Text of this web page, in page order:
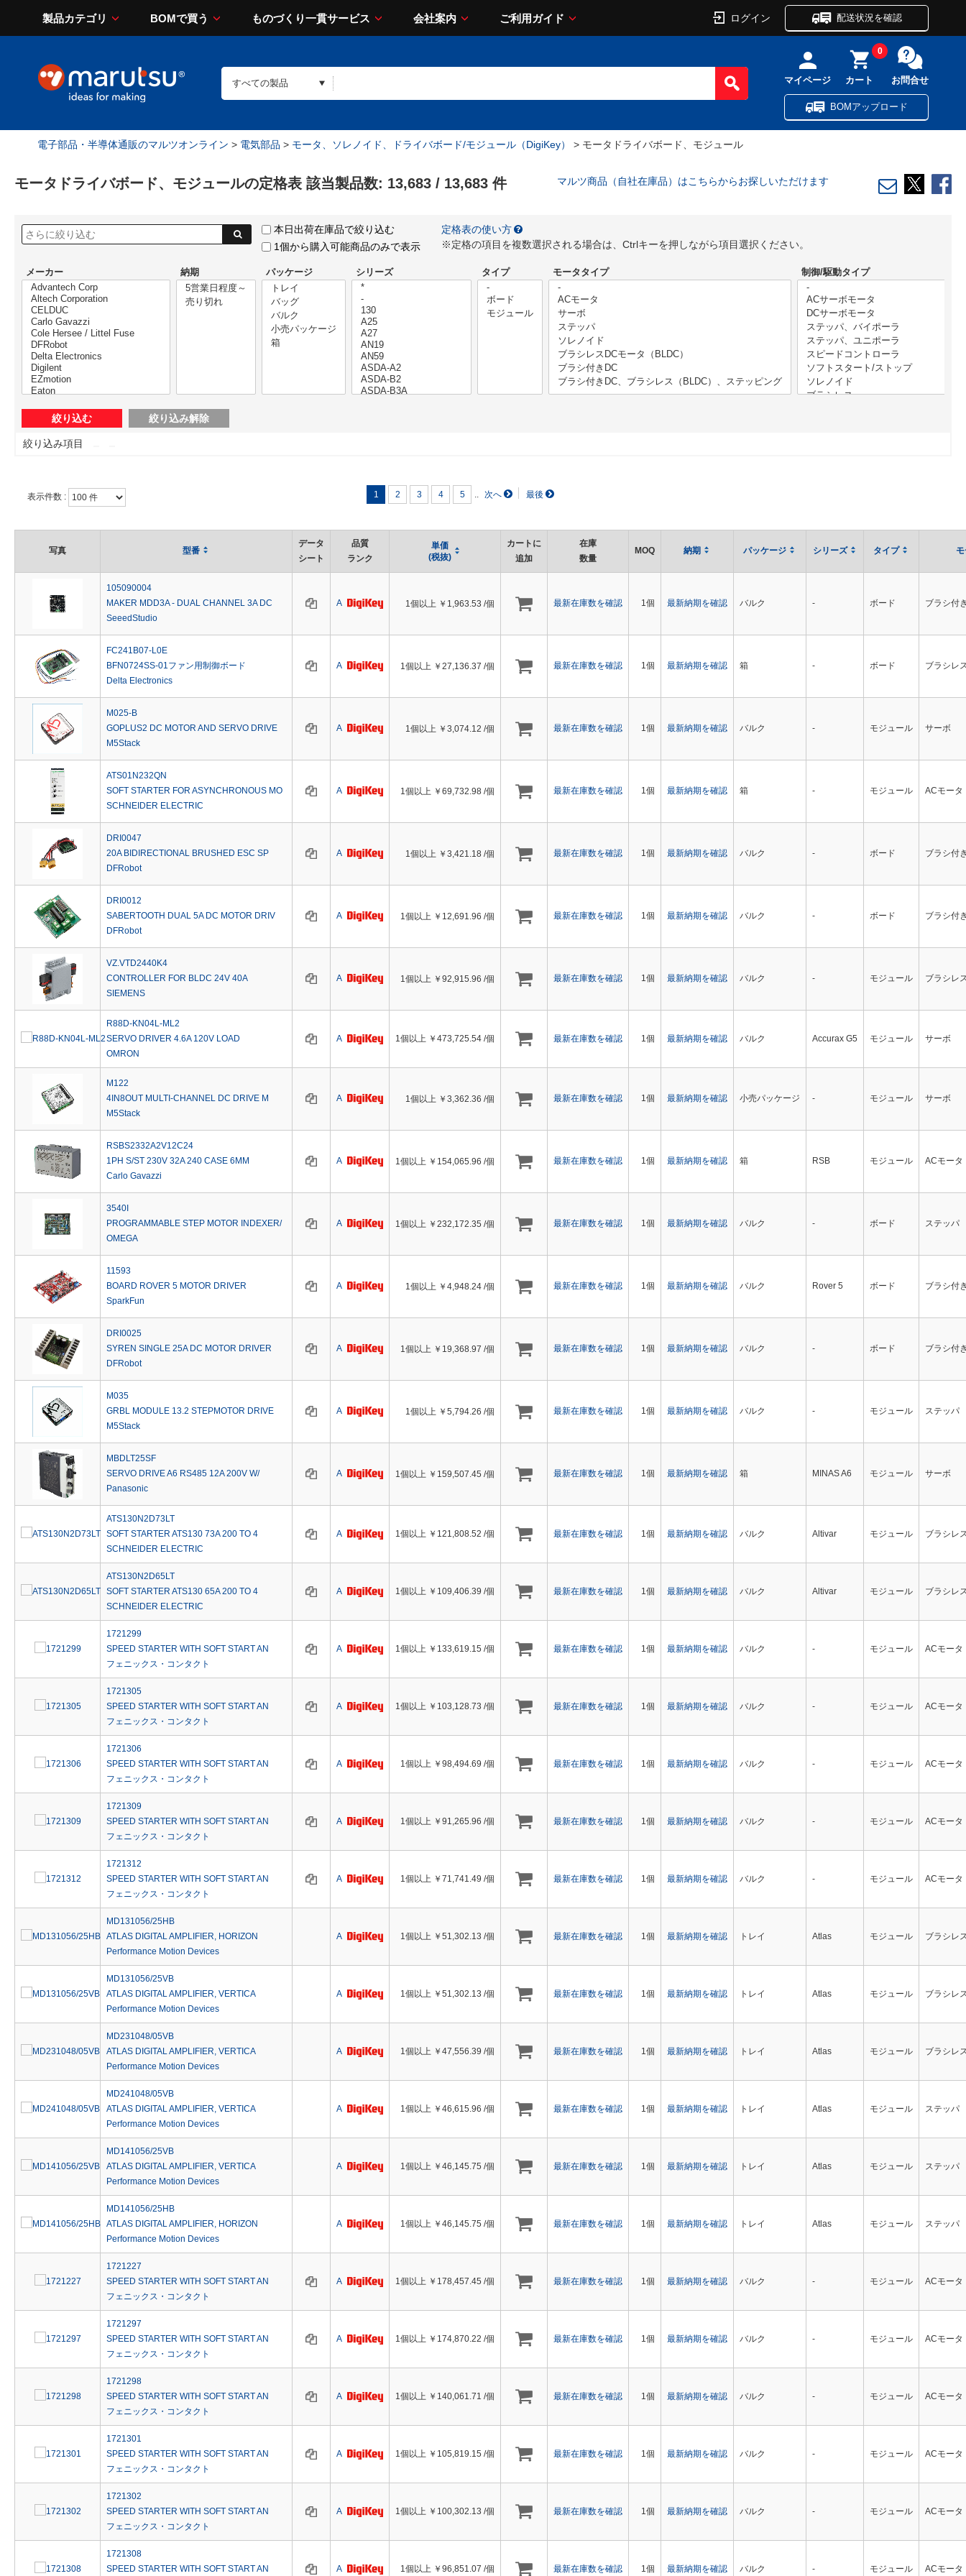
製品カテゴリ BOMで買う ものづくり一貫サービス 会社案内 ご利用ガイド ログイン 配送状況を確認
マイページ カート
0
お問合せ
BOMアップロード
電子部品・半導体通販のマルツオンライン > 電気部品 > モータ、ソレノイド、ドライバボード/モジュール（DigiKey） > モータドライバボード、モジュール
モータドライバボード、モジュールの定格表 該当製品数: 13,683 / 13,683 件 マルツ商品（自社在庫品）はこちらからお探しいただけます
本日出荷在庫品で絞り込む
1個から購入可能商品のみで表示
定格表の使い方
※定格の項目を複数選択される場合は、Ctrlキーを押しながら項目選択ください。
メーカー 納期 パッケージ シリーズ タイプ モータタイプ 制御/駆動タイプ
絞り込み項目
表示件数 : 1 2 3 4 5
写真 型番
データ
シート
品質
ランク
単価
(税抜)
カートに
追加
在庫
数量
MOQ 納期 パッケージ シリーズ タイプ
105090004
MAKER MDD3A - DUAL CHANNEL 3A DC
SeeedStudio
A 1個以上 ￥ 1,963.53 /個 最新在庫数を確認 1個 最新納期を確認 バルク - ボード ブラシ付
FC241B07-L0E
BFN0724SS-01ファン用制御ボード
Delta Electronics
A 1個以上 ￥ 27,136.37 /個 最新在庫数を確認 1個 最新納期を確認 箱 - ボード ブラシレ
M025-B
GOPLUS2 DC MOTOR AND SERVO DRIVE
M5Stack
A 1個以上 ￥ 3,074.12 /個 最新在庫数を確認 1個 最新納期を確認 バルク - モジュール サーボ
ATS01N232QN
SOFT STARTER FOR ASYNCHRONOUS MO
SCHNEIDER ELECTRIC
A 1個以上 ￥ 69,732.98 /個 最新在庫数を確認 1個 最新納期を確認 箱 - モジュール ACモータ
DRI0047
20A BIDIRECTIONAL BRUSHED ESC SP
DFRobot
A 1個以上 ￥ 3,421.18 /個 最新在庫数を確認 1個 最新納期を確認 バルク - ボード ブラシ付
DRI0012
SABERTOOTH DUAL 5A DC MOTOR DRIV
DFRobot
A 1個以上 ￥ 12,691.96 /個 最新在庫数を確認 1個 最新納期を確認 バルク - ボード ブラシ付
VZ.VTD2440K4
CONTROLLER FOR BLDC 24V 40A
SIEMENS
A 1個以上 ￥ 92,915.96 /個 最新在庫数を確認 1個 最新納期を確認 バルク - モジュール ブラシレ
R88D-KN04L-ML2
SERVO DRIVER 4.6A 120V LOAD
OMRON
A 1個以上 ￥ 473,725.54 /個 最新在庫数を確認 1個 最新納期を確認 バルク Accurax G5 モジュール サーボ
M122
4IN8OUT MULTI-CHANNEL DC DRIVE M
M5Stack
A 1個以上 ￥ 3,362.36 /個 最新在庫数を確認 1個 最新納期を確認 小売パッケージ - モジュール サーボ
RSBS2332A2V12C24
1PH S/ST 230V 32A 240 CASE 6MM
Carlo Gavazzi
A 1個以上 ￥ 154,065.96 /個 最新在庫数を確認 1個 最新納期を確認 箱 RSB モジュール ACモータ
3540I
PROGRAMMABLE STEP MOTOR INDEXER/
OMEGA
A 1個以上 ￥ 232,172.35 /個 最新在庫数を確認 1個 最新納期を確認 バルク - ボード ステッパ
11593
BOARD ROVER 5 MOTOR DRIVER
SparkFun
A 1個以上 ￥ 4,948.24 /個 最新在庫数を確認 1個 最新納期を確認 バルク Rover 5 ボード ブラシ付
DRI0025
SYREN SINGLE 25A DC MOTOR DRIVER
DFRobot
A 1個以上 ￥ 19,368.97 /個 最新在庫数を確認 1個 最新納期を確認 バルク - ボード ブラシ付
M035
GRBL MODULE 13.2 STEPMOTOR DRIVE
M5Stack
A 1個以上 ￥ 5,794.26 /個 最新在庫数を確認 1個 最新納期を確認 バルク - モジュール ステッパ
MBDLT25SF
SERVO DRIVE A6 RS485 12A 200V W/
Panasonic
A 1個以上 ￥ 159,507.45 /個 最新在庫数を確認 1個 最新納期を確認 箱 MINAS A6 モジュール サーボ
ATS130N2D73LT
SOFT STARTER ATS130 73A 200 TO 4
SCHNEIDER ELECTRIC
A 1個以上 ￥ 121,808.52 /個 最新在庫数を確認 1個 最新納期を確認 バルク Altivar モジュール ブラシレ
ATS130N2D65LT
SOFT STARTER ATS130 65A 200 TO 4
SCHNEIDER ELECTRIC
A 1個以上 ￥ 109,406.39 /個 最新在庫数を確認 1個 最新納期を確認 バルク Altivar モジュール ブラシレ
1721299
SPEED STARTER WITH SOFT START AN
フェニックス・コンタクト
A 1個以上 ￥ 133,619.15 /個 最新在庫数を確認 1個 最新納期を確認 バルク - モジュール ACモータ
1721305
SPEED STARTER WITH SOFT START AN
フェニックス・コンタクト
A 1個以上 ￥ 103,128.73 /個 最新在庫数を確認 1個 最新納期を確認 バルク - モジュール ACモータ
1721306
SPEED STARTER WITH SOFT START AN
フェニックス・コンタクト
A 1個以上 ￥ 98,494.69 /個 最新在庫数を確認 1個 最新納期を確認 バルク - モジュール ACモータ
1721309
SPEED STARTER WITH SOFT START AN
フェニックス・コンタクト
A 1個以上 ￥ 91,265.96 /個 最新在庫数を確認 1個 最新納期を確認 バルク - モジュール ACモータ
1721312
SPEED STARTER WITH SOFT START AN
フェニックス・コンタクト
A 1個以上 ￥ 71,741.49 /個 最新在庫数を確認 1個 最新納期を確認 バルク - モジュール ACモータ
MD131056/25HB
ATLAS DIGITAL AMPLIFIER, HORIZON
Performance Motion Devices
A 1個以上 ￥ 51,302.13 /個 最新在庫数を確認 1個 最新納期を確認 トレイ Atlas モジュール ブラシレ
MD131056/25VB
ATLAS DIGITAL AMPLIFIER, VERTICA
Performance Motion Devices
A 1個以上 ￥ 51,302.13 /個 最新在庫数を確認 1個 最新納期を確認 トレイ Atlas モジュール ブラシレ
MD231048/05VB
ATLAS DIGITAL AMPLIFIER, VERTICA
Performance Motion Devices
A 1個以上 ￥ 47,556.39 /個 最新在庫数を確認 1個 最新納期を確認 トレイ Atlas モジュール ブラシレ
MD241048/05VB
ATLAS DIGITAL AMPLIFIER, VERTICA
Performance Motion Devices
A 1個以上 ￥ 46,615.96 /個 最新在庫数を確認 1個 最新納期を確認 トレイ Atlas モジュール ステッパ
MD141056/25VB
ATLAS DIGITAL AMPLIFIER, VERTICA
Performance Motion Devices
A 1個以上 ￥ 46,145.75 /個 最新在庫数を確認 1個 最新納期を確認 トレイ Atlas モジュール ステッパ
MD141056/25HB
ATLAS DIGITAL AMPLIFIER, HORIZON
Performance Motion Devices
A 1個以上 ￥ 46,145.75 /個 最新在庫数を確認 1個 最新納期を確認 トレイ Atlas モジュール ステッパ
1721227
SPEED STARTER WITH SOFT START AN
フェニックス・コンタクト
A 1個以上 ￥ 178,457.45 /個 最新在庫数を確認 1個 最新納期を確認 バルク - モジュール ACモータ
1721297
SPEED STARTER WITH SOFT START AN
フェニックス・コンタクト
A 1個以上 ￥ 174,870.22 /個 最新在庫数を確認 1個 最新納期を確認 バルク - モジュール ACモータ
1721298
SPEED STARTER WITH SOFT START AN
フェニックス・コンタクト
A 1個以上 ￥ 140,061.71 /個 最新在庫数を確認 1個 最新納期を確認 バルク - モジュール ACモータ
1721301
SPEED STARTER WITH SOFT START AN
フェニックス・コンタクト
A 1個以上 ￥ 105,819.15 /個 最新在庫数を確認 1個 最新納期を確認 バルク - モジュール ACモータ
1721302
SPEED STARTER WITH SOFT START AN
フェニックス・コンタクト
A 1個以上 ￥ 100,302.13 /個 最新在庫数を確認 1個 最新納期を確認 バルク - モジュール ACモータ
1721308
SPEED STARTER WITH SOFT START AN
A 1個以上 ￥ 96,851.07 /個 最新在庫数を確認 1個 最新納期を確認 バルク - モジュール ACモータ